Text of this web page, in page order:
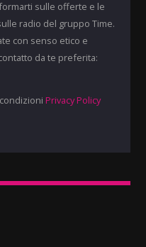
sulle offerte e le
radio del gruppo Time.
con senso etico e
da te preferita:
Privacy Policy